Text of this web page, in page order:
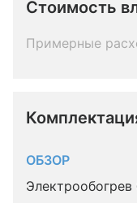
Стоимость
Примерные
ОБЗОР